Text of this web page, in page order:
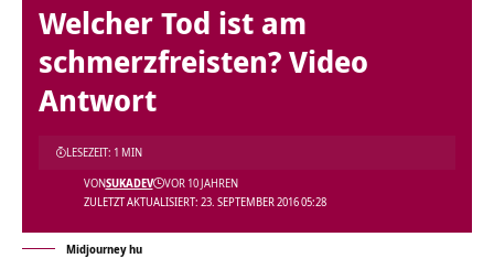
Welcher Tod ist am
schmerzfreisten? Video
Antwort
ZULETZT AKTUALISIERT: 23. SEPTEMBER 2016 05:28
VONSUKADEV VOR 10 JAHREN
LESEZEIT: 1 MIN
Midjourney hu